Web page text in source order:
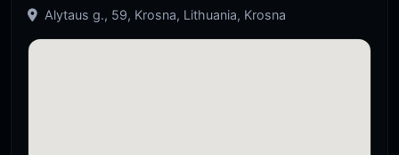
Alytaus g., 59, Krosna, Lithuania, Krosna